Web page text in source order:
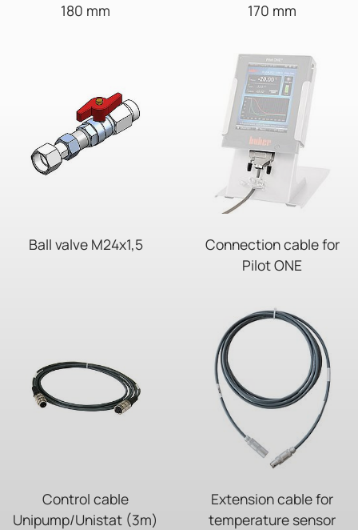
180 mm
170 mm
Ball valve M24x1,5
Connection cable for
Pilot ONE
Control cable
Unipump/Unistat (3m)
Extension cable for
temperature sensor